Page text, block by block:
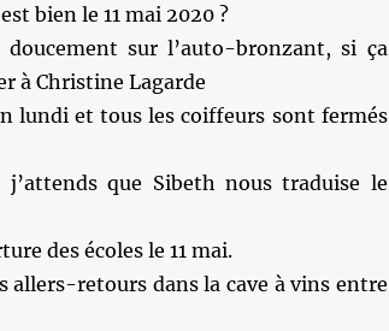
bien le 11 mai 2020 ?
sur l’auto-bronzant, si ça
à Christine Lagarde
lundi et tous les coiffeurs sont fermés
que Sibeth nous traduise le
des écoles le 11 mai.
allers-retours dans la cave à vins entre